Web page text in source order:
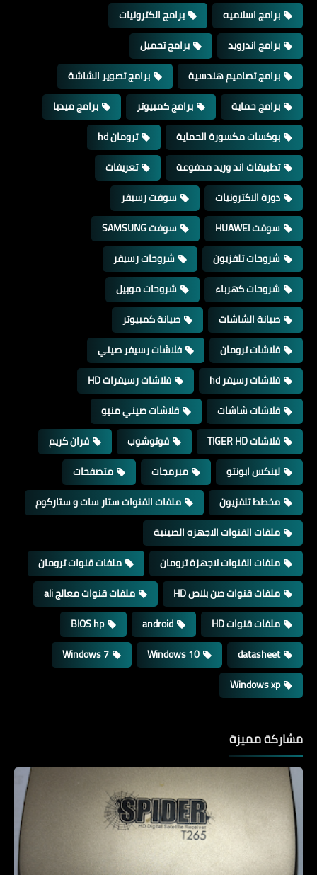
برامج اسلاميه
برامج الكترونيات
برامج اندرويد
برامج تحميل
برامج تصاميم هندسية
برامج تصوير الشاشة
برامج حماية
برامج كمبيوتر
برامج ميديا
بوكسات مكسورة الحماية
ترومان hd
تطبيقات اند وريد مدفوعة
تعريفات
دورة الاكترونيات
سوفت رسيفر
سوفت HUAWEI
سوفت SAMSUNG
شروحات تلفزيون
شروحات رسيفر
شروحات كهرباء
شروحات موبيل
صيانة الشاشات
صيانة كمبيوتر
فلاشات ترومان
فلاشات رسيفر صيني
فلاشات رسيفر hd
فلاشات رسيفرات HD
فلاشات شاشات
فلاشات صيني منيو
فلاشات TIGER HD
فوتوشوب
قران كريم
لينكس ابونتو
مبرمجات
متصفحات
مخطط تلفزيون
ملفات القنوات ستار سات و ستاركوم
ملفات القنوات الاجهزه الصينية
ملفات القنوات لاجهزة ترومان
ملفات قنوات ترومان
ملفات قنوات صن بلاص HD
ملفات قنوات معالج ali
ملفات قنوات HD
android
BIOS hp
datasheet
Windows 10
Windows 7
Windows xp
مشاركة مميزة